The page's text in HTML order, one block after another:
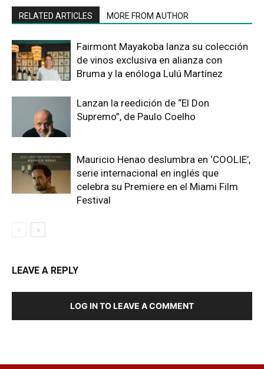
RELATED ARTICLES MORE FROM AUTHOR
Fairmont Mayakoba lanza su colección
de vinos exclusiva en alianza con
Bruma y la enóloga Lulú Martínez
Lanzan la reedición de “El Don
Supremo”, de Paulo Coelho
Mauricio Henao deslumbra en ‘COOLIE’,
serie internacional en inglés que
celebra su Premiere en el Miami Film
Festival
LEAVE A REPLY
LOG IN TO LEAVE A COMMENT